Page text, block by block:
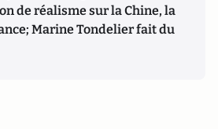
de réalisme sur la Chine, la
Marine Tondelier fait du